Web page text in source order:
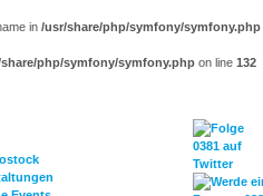
in /usr/share/php/symfony/symfony.php
php/symfony/symfony.php on line 132